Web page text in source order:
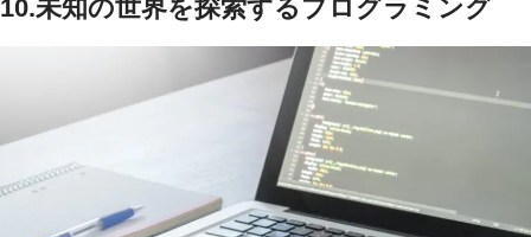
10.未知の世界を探索するプログラミング